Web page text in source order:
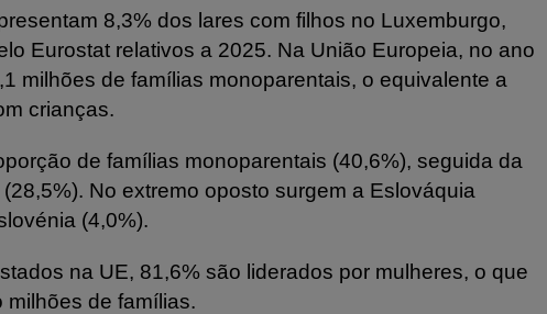
8,3% dos lares com filhos no Luxemburgo,
Eurostat relativos a 2025. Na União Europeia, no ano
milhões de famílias monoparentais, o equivalente a
crianças.
de famílias monoparentais (40,6%), seguida da
No extremo oposto surgem a Eslováquia
(4,0%).
na UE, 81,6% são liderados por mulheres, o que
de famílias.